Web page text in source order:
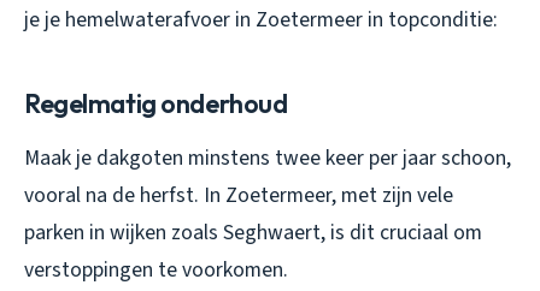
je je hemelwaterafvoer in Zoetermeer in topconditie:
Regelmatig onderhoud
Maak je dakgoten minstens twee keer per jaar schoon,
vooral na de herfst. In Zoetermeer, met zijn vele
parken in wijken zoals Seghwaert, is dit cruciaal om
verstoppingen te voorkomen.